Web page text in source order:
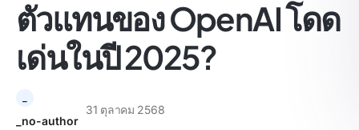
ตัวแทนของ OpenAI โดด
เด่นในปี 2025?
_no-author
31 ตุลาคม 2568